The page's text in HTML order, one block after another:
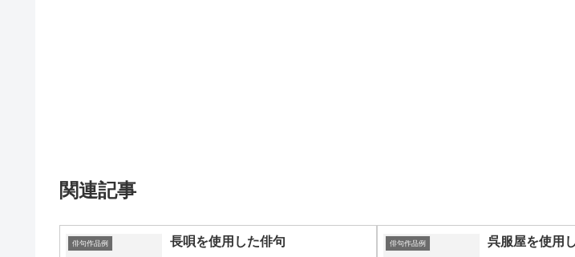
関連記事
俳句作品例 長唄を使用した俳句 俳句作品例 呉服屋を使用